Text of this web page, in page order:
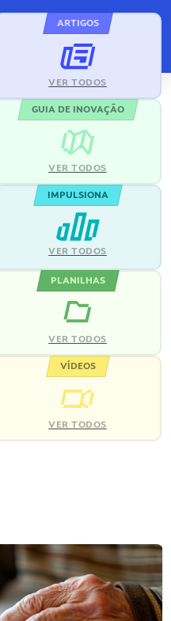
ARTIGOS
VER TODOS
GUIA DE INOVAÇÃO
VER TODOS
IMPULSIONA
VER TODOS
PLANILHAS
VER TODOS
VÍDEOS
VER TODOS